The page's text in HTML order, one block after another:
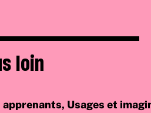
loin
Usages et